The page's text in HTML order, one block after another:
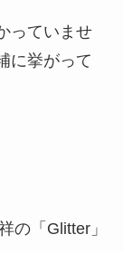
っていませ
に挙がって
の「Glitter」